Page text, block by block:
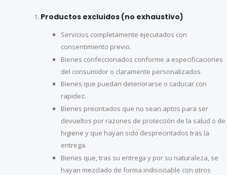
Productos excluidos (no exhaustivo)
Servicios completamente ejecutados con
consentimiento previo.
Bienes confeccionados conforme a especificaciones
del consumidor o claramente personalizados.
Bienes que puedan deteriorarse o caducar con
rapidez.
Bienes precintados que no sean aptos para ser
devueltos por razones de protección de la salud o de
higiene y que hayan sido desprecintados tras la
entrega.
Bienes que, tras su entrega y por su naturaleza, se
hayan mezclado de forma indisociable con otros